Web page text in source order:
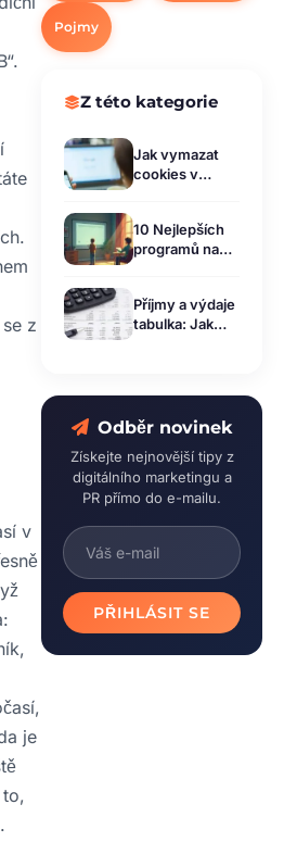
z
v
je
Pojmy
Z této kategorie
Jak vymazat
cookies v
ostatních
prohlížečích:
10 Nejlepších
programů na
Kompletní
průvodce
Příjmy a výdaje
tabulka: Jak
Odběr novinek
Získejte nejnovější tipy z
digitálního marketingu a
PR přímo do e-mailu.
PŘIHLÁSIT SE